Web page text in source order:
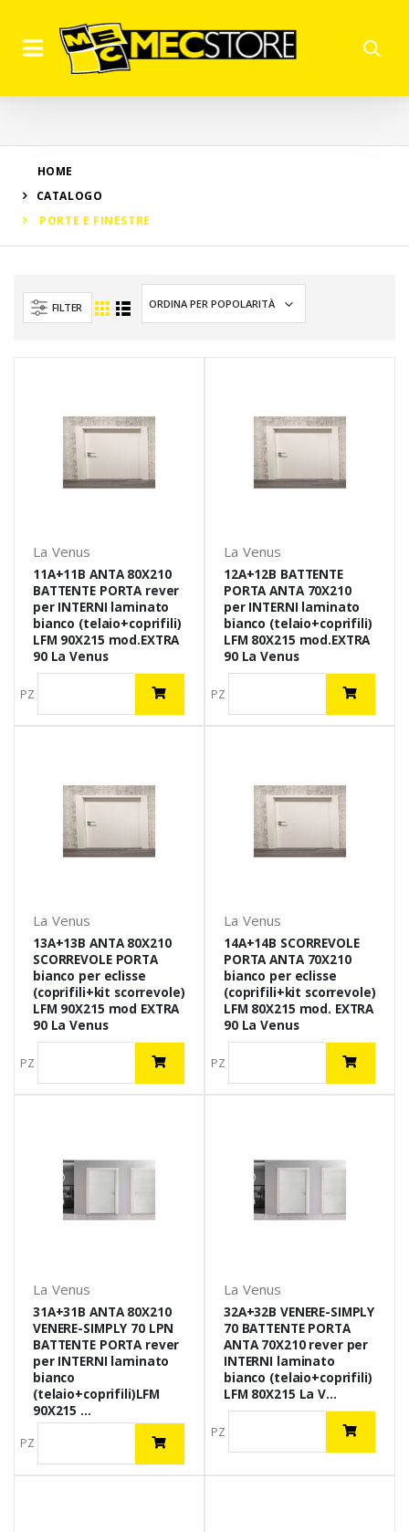
HOME
CATALOGO
PORTE E FINESTRE
FILTER
La Venus
11A+11B ANTA 80X210
BATTENTE PORTA rever
per INTERNI laminato
bianco (telaio+coprifili)
LFM 90X215 mod.EXTRA
90 La Venus
PZ
La Venus
12A+12B BATTENTE
PORTA ANTA 70X210
per INTERNI laminato
bianco (telaio+coprifili)
LFM 80X215 mod.EXTRA
90 La Venus
PZ
La Venus
13A+13B ANTA 80X210
SCORREVOLE PORTA
bianco per eclisse
(coprifili+kit scorrevole)
LFM 90X215 mod EXTRA
90 La Venus
PZ
La Venus
14A+14B SCORREVOLE
PORTA ANTA 70X210
bianco per eclisse
(coprifili+kit scorrevole)
LFM 80X215 mod. EXTRA
90 La Venus
PZ
La Venus
31A+31B ANTA 80X210
VENERE-SIMPLY 70 LPN
BATTENTE PORTA rever
per INTERNI laminato
bianco
(telaio+coprifili)LFM
90X215 ...
PZ
La Venus
32A+32B VENERE-SIMPLY
70 BATTENTE PORTA
ANTA 70X210 rever per
INTERNI laminato
bianco (telaio+coprifili)
LFM 80X215 La V...
PZ